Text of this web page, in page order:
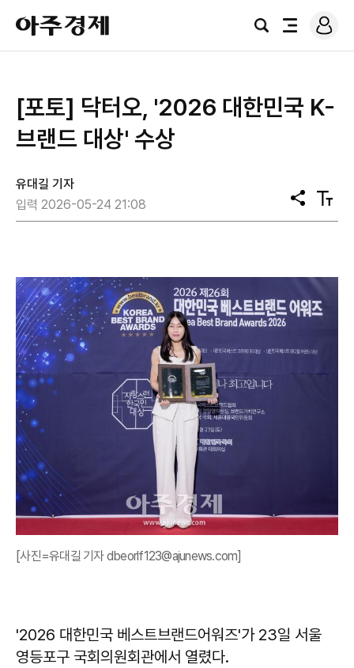
아
주
경
검
전
로
그
[포토] 닥터오, '2026 대한민국 K-
브랜드 대상' 수상
유대길 기자
입력 2026-05-24 21:08
공
유
텍
스
[사진=유대길 기자 dbeorlf123@ajunews.com]
'2026 대한민국 베스트브랜드어워즈'가 23일 서울
영등포구 국회의원회관에서 열렸다.